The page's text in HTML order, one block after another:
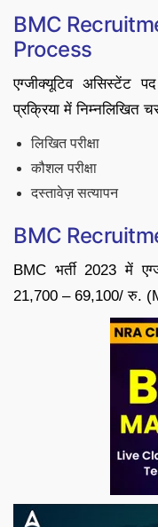
BMC
Process
एग्जीक्यूटिव असिस्टेंट
प्रक्रिया में निम्नलिखित
लिखित परीक्षा
कौशल परीक्षा
दस्तावेज़ सत्यापन
BMC
BMC भर्ती 2023 में
21,700 – 69,100/ रु.